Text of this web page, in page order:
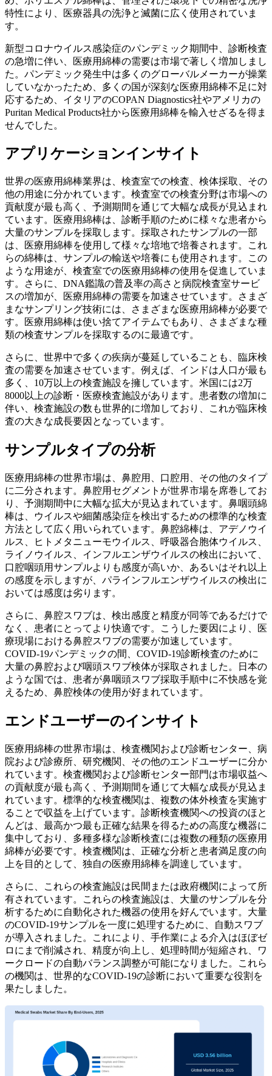
特性により、医療器具の洗浄と滅菌に広く使用されていま
す。
新型コロナウイルス感染症のパンデミック期間中、診断検査
の急増に伴い、医療用綿棒の需要は市場で著しく増加しまし
た。パンデミック発生中は多くのグローバルメーカーが操業
していなかったため、多くの国が深刻な医療用綿棒不足に対
応するため、イタリアのCOPAN Diagnostics社やアメリカの
Puritan Medical Products社から医療用綿棒を輸入せざるを得ま
せんでした。
アプリケーションインサイト
世界の医療用綿棒業界は、検査室での検査、検体採取、その
他の用途に分かれています。検査室での検査分野は市場への
貢献度が最も高く、予測期間を通じて大幅な成長が見込まれ
ています。医療用綿棒は、診断手順のために様々な患者から
大量のサンプルを採取します。採取されたサンプルの一部
は、医療用綿棒を使用して様々な培地で培養されます。これ
らの綿棒は、サンプルの輸送や培養にも使用されます。この
ような用途が、検査室での医療用綿棒の使用を促進していま
す。さらに、DNA鑑識の普及率の高さと病院検査室サービ
スの増加が、医療用綿棒の需要を加速させています。さまざ
まなサンプリング技術には、さまざまな医療用綿棒が必要で
す。医療用綿棒は使い捨てアイテムでもあり、さまざまな種
類の検査サンプルを採取するのに最適です。
さらに、世界中で多くの疾病が蔓延していることも、臨床検
査の需要を加速させています。例えば、インドは人口が最も
多く、10万以上の検査施設を擁しています。米国には2万
8000以上の診断・医療検査施設があります。患者数の増加に
伴い、検査施設の数も世界的に増加しており、これが臨床検
査の大きな成長要因となっています。
サンプルタイプの分析
医療用綿棒の世界市場は、鼻腔用、口腔用、その他のタイプ
に二分されます。鼻腔用セグメントが世界市場を席巻してお
り、予測期間中に大幅な拡大が見込まれています。鼻咽頭綿
棒は、ウイルスや細菌感染症を検出するための標準的な検査
方法として広く用いられています。鼻腔綿棒は、アデノウイ
ルス、ヒトメタニューモウイルス、呼吸器合胞体ウイルス、
ライノウイルス、インフルエンザウイルスの検出において、
口腔咽頭用サンプルよりも感度が高いか、あるいはそれ以上
の感度を示しますが、パラインフルエンザウイルスの検出に
おいては感度は劣ります。
さらに、鼻腔スワブは、検出感度と精度が同等であるだけで
なく、患者にとってより快適です。こうした要因により、医
療現場における鼻腔スワブの需要が加速しています。
COVID-19パンデミックの間、COVID-19診断検査のために
大量の鼻腔および咽頭スワブ検体が採取されました。日本の
ような国では、患者が鼻咽頭スワブ採取手順中に不快感を覚
えるため、鼻腔検体の使用が好まれています。
エンドユーザーのインサイト
医療用綿棒の世界市場は、検査機関および診断センター、病
院および診療所、研究機関、その他のエンドユーザーに分か
れています。検査機関および診断センター部門は市場収益へ
の貢献度が最も高く、予測期間を通じて大幅な成長が見込ま
れています。標準的な検査機関は、複数の体外検査を実施す
ることで収益を上げています。診断検査機関への投資のほと
んどは、最高かつ最も正確な結果を得るための高度な機器に
集中しており、多種多様な診断検査には複数の種類の医療用
綿棒が必要です。検査機関は、正確な分析と患者満足度の向
上を目的として、独自の医療用綿棒を調達しています。
さらに、これらの検査施設は民間または政府機関によって所
有されています。これらの検査施設は、大量のサンプルを分
析するために自動化された機器の使用を好んでいます。大量
のCOVID-19サンプルを一度に処理するために、自動スワブ
が導入されました。これにより、手作業による介入はほぼゼ
ロにまで削減され、精度が向上し、処理時間が短縮され、ワ
ー​​クロードの自動バランス調整が可能になりました。これら
の機関は、世界的なCOVID-19の診断において重要な役割を
果たしました。